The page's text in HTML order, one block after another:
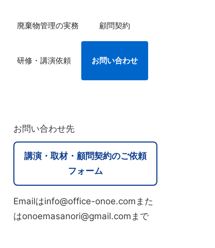
廃棄物管理の実務 顧問契約
研修・講演依頼 お問い合わせ
お問い合わせ先
講演・取材・顧問契約のご依頼
フォーム
Emailはinfo@office-onoe.comまた
はonoemasanori@gmail.comまで